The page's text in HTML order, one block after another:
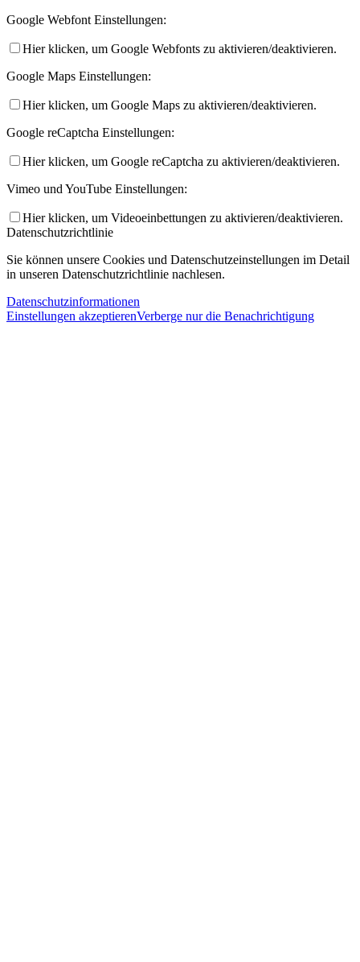
Google Webfont Einstellungen:
Hier klicken, um Google Webfonts zu aktivieren/deaktivieren.
Google Maps Einstellungen:
Hier klicken, um Google Maps zu aktivieren/deaktivieren.
Google reCaptcha Einstellungen:
Hier klicken, um Google reCaptcha zu aktivieren/deaktivieren.
Vimeo und YouTube Einstellungen:
Hier klicken, um Videoeinbettungen zu aktivieren/deaktivieren.
Datenschutzrichtlinie
Sie können unsere Cookies und Datenschutzeinstellungen im Detail
in unseren Datenschutzrichtlinie nachlesen.
Datenschutzinformationen
Einstellungen akzeptierenVerberge nur die Benachrichtigung